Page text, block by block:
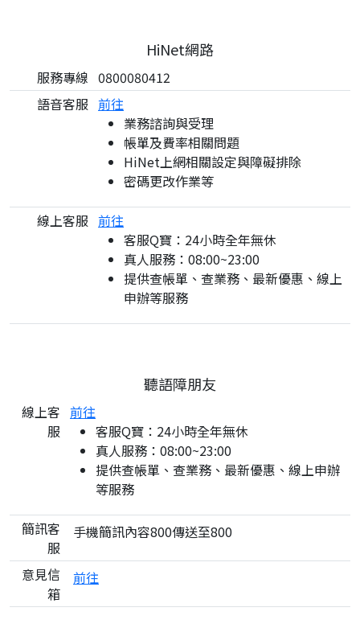
HiNet網路
服務專線 0800080412
語音客服 前往
業務諮詢與受理
帳單及費率相關問題
HiNet上網相關設定與障礙排除
密碼更改作業等
線上客服 前往
客服Q寶：24小時全年無休
真人服務：08:00~23:00
提供查帳單、查業務、最新優惠、線上
申辦等服務
聽語障朋友
線上客
服
前往
客服Q寶：24小時全年無休
真人服務：08:00~23:00
提供查帳單、查業務、最新優惠、線上申辦
等服務
簡訊客
服
手機簡訊內容800傳送至800
意見信
箱
前往